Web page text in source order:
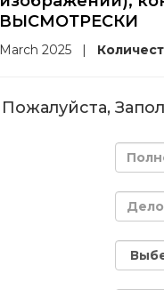
ВЫСМОТРЕСКИ
March 2025 |
Пожалуйста,